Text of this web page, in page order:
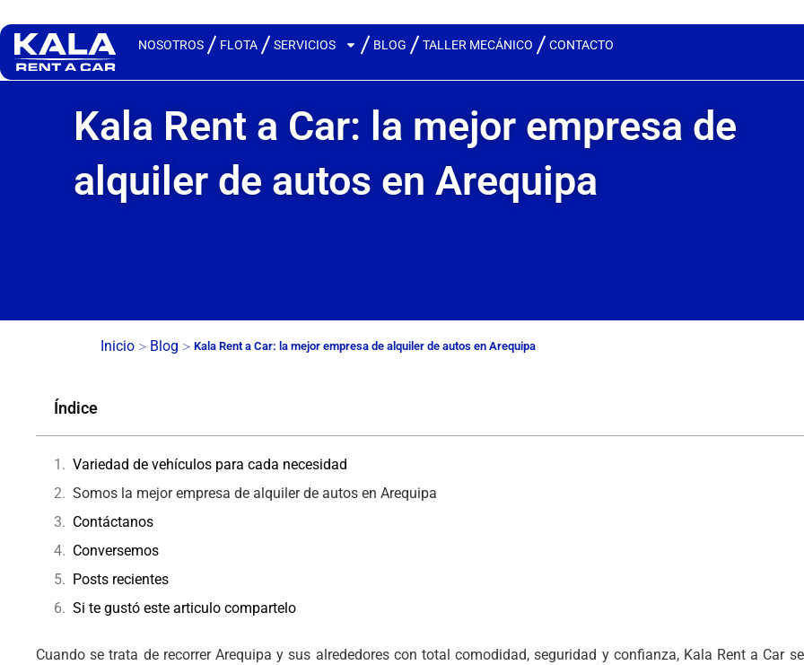
NOSOTROS FLOTA SERVICIOS BLOG TALLER MECÁNICO CONTACTO
Kala Rent a Car: la mejor empresa de
alquiler de autos en Arequipa
Inicio > Blog > Kala Rent a Car: la mejor empresa de alquiler de autos en Arequipa
Índice
Variedad de vehículos para cada necesidad
Somos la mejor empresa de alquiler de autos en Arequipa
Contáctanos
Conversemos
Posts recientes
Si te gustó este articulo compartelo
Cuando se trata de recorrer Arequipa y sus alrededores con total comodidad, seguridad y confianza, Kala Rent a Car se